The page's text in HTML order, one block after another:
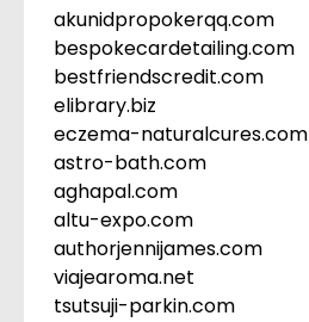
akunidpropokerqq.com
bespokecardetailing.com
bestfriendscredit.com
elibrary.biz
eczema-naturalcures.com
astro-bath.com
aghapal.com
altu-expo.com
authorjennijames.com
viajearoma.net
tsutsuji-parkin.com